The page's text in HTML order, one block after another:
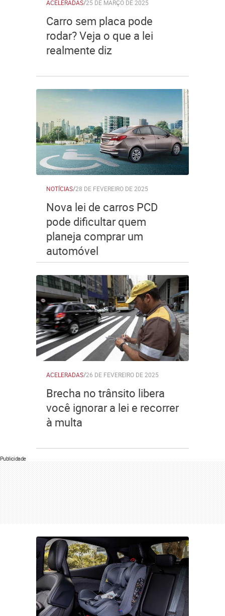
ACELERADAS/25 DE MARÇO DE 2025
Carro sem placa pode
rodar? Veja o que a lei
realmente diz
NOTÍCIAS/28 DE FEVEREIRO DE 2025
Nova lei de carros PCD
pode dificultar quem
planeja comprar um
automóvel
ACELERADAS/26 DE FEVEREIRO DE 2025
Brecha no trânsito libera
você ignorar a lei e recorrer
à multa
Publicidade